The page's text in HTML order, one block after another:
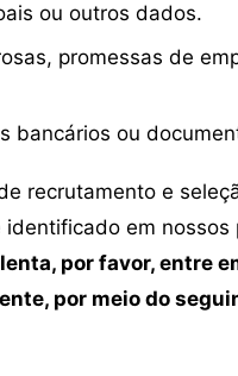
ou outros dados.
promessas de
bancários ou
recrutamento e
em nossos
por favor, entre
por meio do